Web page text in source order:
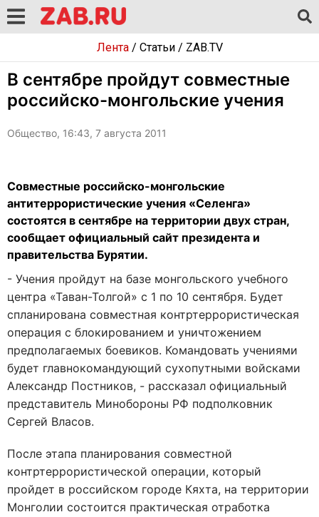
Лента/ Статьи/ ZAB.TV
В сентябре пройдут совместные
российско-монгольские учения
Общество, 16:43, 7 августа 2011
Совместные российско-монгольские
антитеррористические учения «Селенга»
состоятся в сентябре на территории двух стран,
сообщает официальный сайт президента и
правительства Бурятии.
- Учения пройдут на базе монгольского учебного
центра «Таван-Толгой» с 1 по 10 сентября. Будет
спланирована совместная контртеррористическая
операция с блокированием и уничтожением
предполагаемых боевиков. Командовать учениями
будет главнокомандующий сухопутными войсками
Александр Постников, - рассказал официальный
представитель Минобороны РФ подполковник
Сергей Власов.
После этапа планирования совместной
контртеррористической операции, который
пройдет в российском городе Кяхта, на территории
Монголии состоится практическая отработка